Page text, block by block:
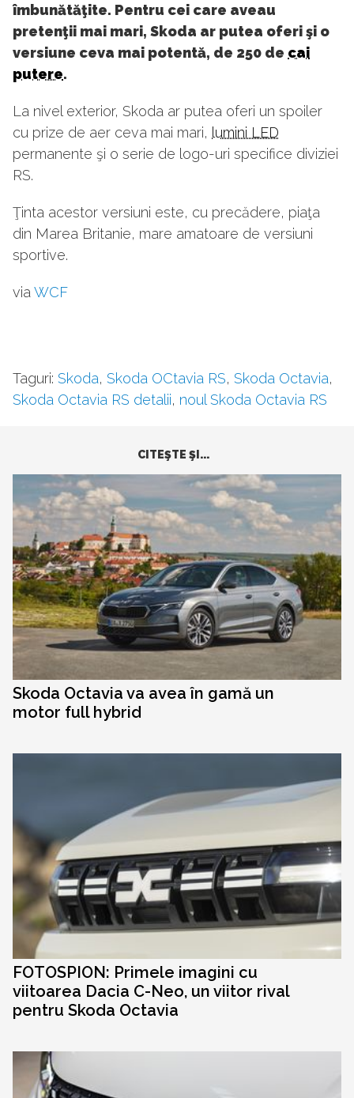
îmbunătăţite. Pentru cei care aveau
pretenţii mai mari, Skoda ar putea oferi şi o
versiune ceva mai potentă, de 250 de cai
putere.
La nivel exterior, Skoda ar putea oferi un spoiler
cu prize de aer ceva mai mari, lumini LED
permanente şi o serie de logo-uri specifice diviziei
RS.
Ţinta acestor versiuni este, cu precădere, piaţa
din Marea Britanie, mare amatoare de versiuni
sportive.
viaWCF
Taguri: Skoda, Skoda OCtavia RS, Skoda Octavia,
Skoda Octavia RS detalii, noul Skoda Octavia RS
CITEŞTE ŞI...
Skoda Octavia va avea în gamă un
motor full hybrid
FOTOSPION: Primele imagini cu
viitoarea Dacia C-Neo, un viitor rival
pentru Skoda Octavia